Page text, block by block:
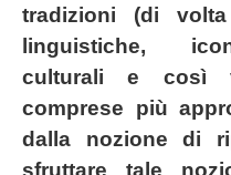
tradizioni (di
linguistiche,
culturali e così
comprese più
dalla nozione di
sfruttare tale